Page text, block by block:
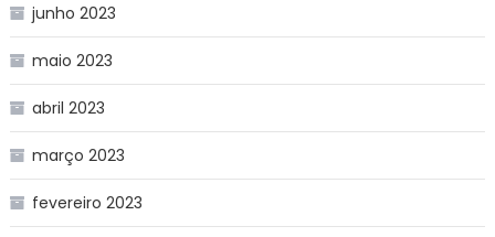
junho 2023
maio 2023
abril 2023
março 2023
fevereiro 2023